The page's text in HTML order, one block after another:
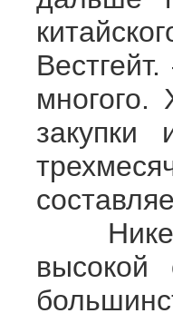
Никель